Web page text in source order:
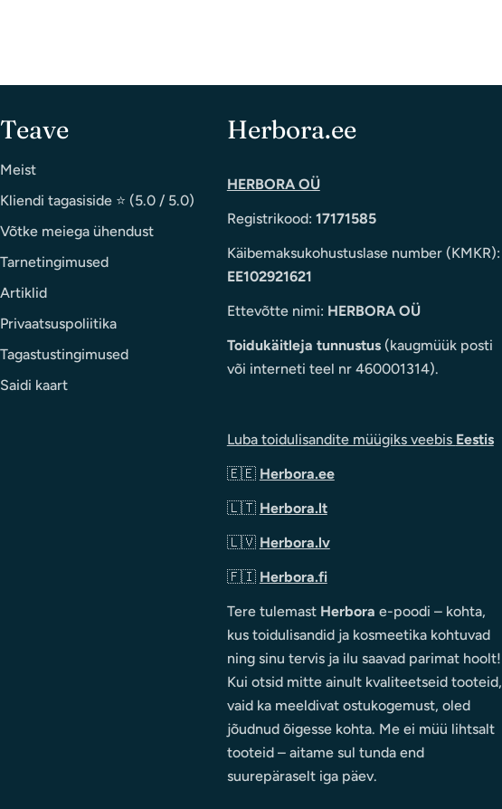
Teave
Meist
Kliendi tagasiside ⭐ (5.0 / 5.0)
Võtke meiega ühendust
Tarnetingimused
Artiklid
Privaatsuspoliitika
Tagastustingimused
Saidi kaart
Herbora.ee
HERBORA OÜ
Registrikood: 17171585
Käibemaksukohustuslase number (KMKR):
EE102921621
Ettevõtte nimi: HERBORA OÜ
Toidukäitleja tunnustus(kaugmüük posti
või interneti teel nr 460001314).
Luba toidulisandite müügiks veebis Eestis
🇪🇪 Herbora.ee
🇱🇹 Herbora.lt
🇱🇻 Herbora.lv
🇫🇮 Herbora.fi
Tere tulemast Herbora e-poodi – kohta,
kus toidulisandid ja kosmeetika kohtuvad
ning sinu tervis ja ilu saavad parimat hoolt!
Kui otsid mitte ainult kvaliteetseid tooteid,
vaid ka meeldivat ostukogemust, oled
jõudnud õigesse kohta. Me ei müü lihtsalt
tooteid – aitame sul tunda end
suurepäraselt iga päev.